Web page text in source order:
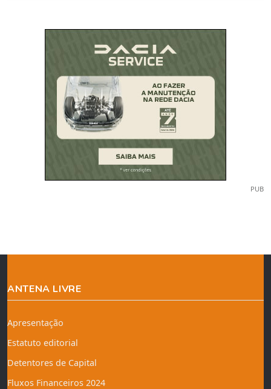
PUB
ANTENA LIVRE
Apresentação
Estatuto editorial
Detentores de Capital
Fluxos Financeiros 2024